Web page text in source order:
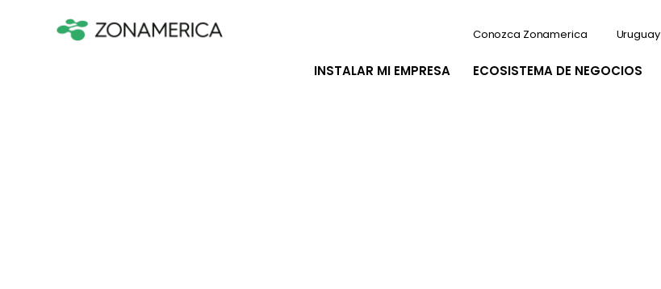
INSTALAR MI EMPRESA ECOSISTEMA DE NEGOCIOS
Conozca Zonamerica Uruguay